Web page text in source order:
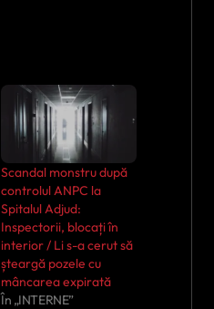
Scandal monstru după
controlul ANPC la
Spitalul Adjud:
Inspectorii, blocați în
interior / Li s-a cerut să
șteargă pozele cu
mâncarea expirată
În „INTERNE”